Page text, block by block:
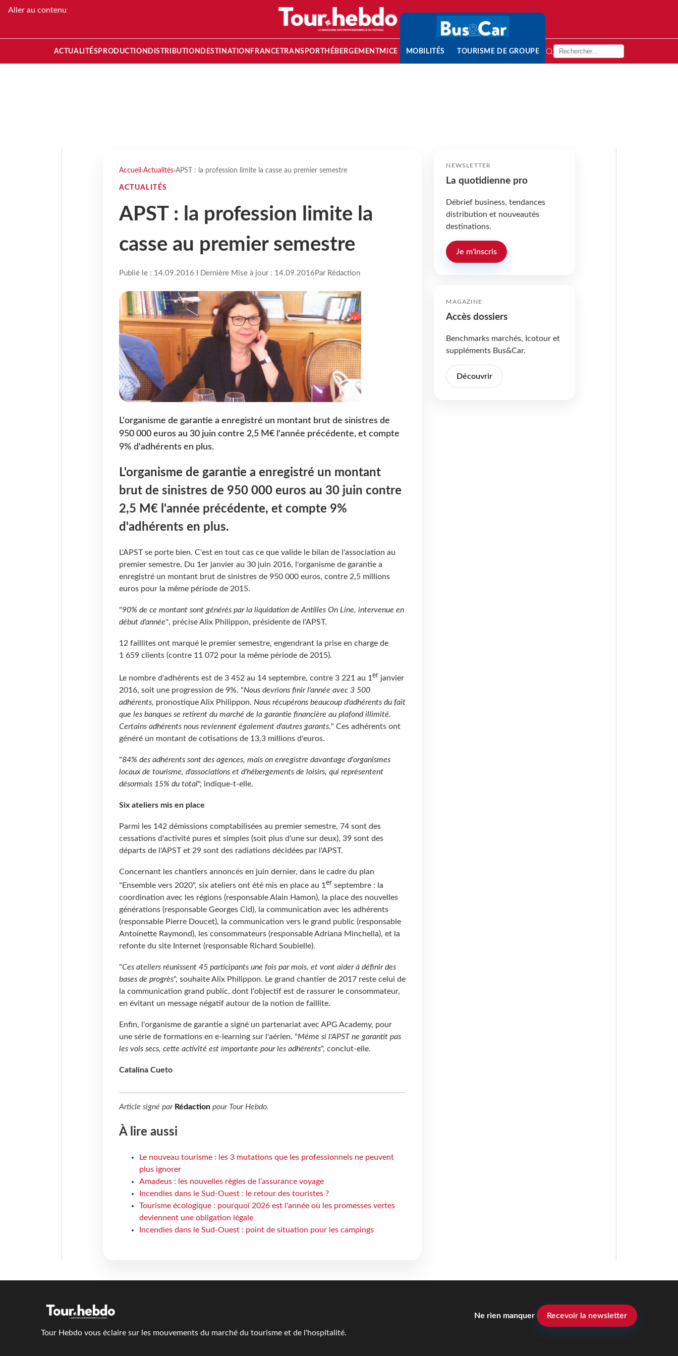
Aller au contenu
ACTUALITÉS PRODUCTION DISTRIBUTION DESTINATION FRANCETRANSPORT HÉBERGEMENTMICE MOBILITÉS TOURISME DE GROUPE
Accueil ›Actualités›APST : la profession limite la casse au premier semestre
ACTUALITÉS
APST : la profession limite la
casse au premier semestre
Publié le : 14.09.2016 I Dernière Mise à jour : 14.09.2016 Par Rédaction
L'organisme de garantie a enregistré un montant brut de sinistres de
950 000 euros au 30 juin contre 2,5 M€ l'année précédente, et compte
9% d'adhérents en plus.
L'organisme de garantie a enregistré un montant
brut de sinistres de 950 000 euros au 30 juin contre
2,5 M€ l'année précédente, et compte 9%
d'adhérents en plus.
L'APST se porte bien. C'est en tout cas ce que valide le bilan de l'association au
premier semestre. Du 1er janvier au 30 juin 2016, l'organisme de garantie a
enregistré un montant brut de sinistres de 950 000 euros, contre 2,5 millions
euros pour la même période de 2015.
"90% de ce montant sont générés par la liquidation de Antilles On Line, intervenue en
début d'année", précise Alix Philippon, présidente de l'APST.
12 faillites ont marqué le premier semestre, engendrant la prise en charge de
1 659 clients (contre 11 072 pour la même période de 2015).
Le nombre d'adhérents est de 3 452 au 14 septembre, contre 3 221 au 1er janvier
2016, soit une progression de 9%. "Nous devrions finir l'année avec 3 500
adhérents, pronostique Alix Philippon. Nous récupérons beaucoup d'adhérents du fait
que les banques se retirent du marché de la garantie financière au plafond illimité.
Certains adhérents nous reviennent également d'autres garants." Ces adhérents ont
généré un montant de cotisations de 13,3 millions d'euros.
"84% des adhérents sont des agences, mais on enregistre davantage d'organismes
locaux de tourisme, d'associations et d'hébergements de loisirs, qui représentent
désormais 15% du total", indique-t-elle.
Six ateliers mis en place
Parmi les 142 démissions comptabilisées au premier semestre, 74 sont des
cessations d'activité pures et simples (soit plus d'une sur deux), 39 sont des
départs de l'APST et 29 sont des radiations décidées par l'APST.
Concernant les chantiers annoncés en juin dernier, dans le cadre du plan
"Ensemble vers 2020", six ateliers ont été mis en place au 1er septembre : la
coordination avec les régions (responsable Alain Hamon), la place des nouvelles
générations (responsable Georges Cid), la communication avec les adhérents
(responsable Pierre Doucet), la communication vers le grand public (responsable
Antoinette Raymond), les consommateurs (responsable Adriana Minchella), et la
refonte du site Internet (responsable Richard Soubielle).
"Ces ateliers réunissent 45 participants une fois par mois, et vont aider à définir des
bases de progrès", souhaite Alix Philippon. Le grand chantier de 2017 reste celui de
la communication grand public, dont l'objectif est de rassurer le consommateur,
en évitant un message négatif autour de la notion de faillite.
Enfin, l'organisme de garantie a signé un partenariat avec APG Academy, pour
une série de formations en e-learning sur l'aérien. "Même si l'APST ne garantit pas
les vols secs, cette activité est importante pour les adhérents", conclut-elle.
Catalina Cueto
Article signé par Rédactionpour Tour Hebdo.
À lire aussi
Le nouveau tourisme : les 3 mutations que les professionnels ne peuvent
plus ignorer
Amadeus : les nouvelles règles de l’assurance voyage
Incendies dans le Sud-Ouest : le retour des touristes ?
Tourisme écologique : pourquoi 2026 est l'année où les promesses vertes
deviennent une obligation légale
Incendies dans le Sud-Ouest : point de situation pour les campings
NEWSLETTER
La quotidienne pro
Débrief business, tendances
distribution et nouveautés
destinations.
Je m'inscris
MAGAZINE
Accès dossiers
Benchmarks marchés, Icotour et
suppléments Bus&Car.
Découvrir
Tour Hebdo vous éclaire sur les mouvements du marché du tourisme et de l'hospitalité.
Ne rien manquer Recevoir la newsletter